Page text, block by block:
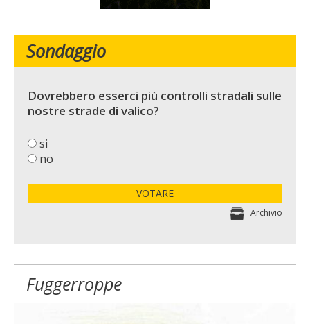
Sondaggio
Dovrebbero esserci più controlli stradali sulle
nostre strade di valico?
si
no
VOTARE
Archivio
Fuggerroppe